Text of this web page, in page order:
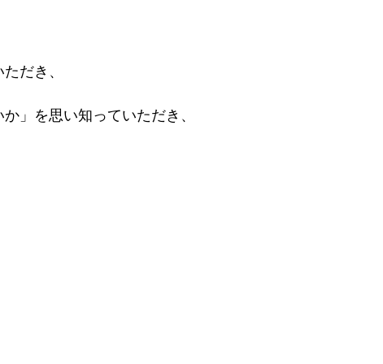
だき、
」を思い知っていただき、